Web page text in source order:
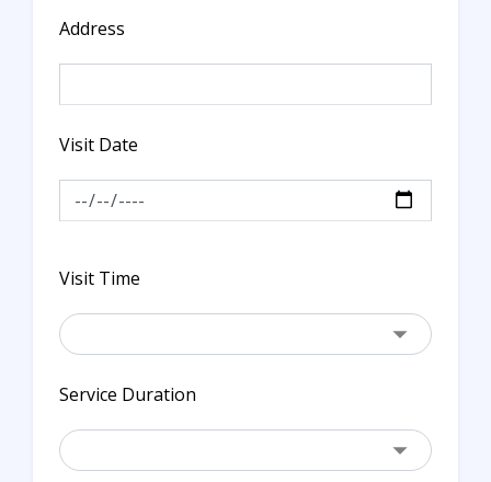
Address
Visit Date
Visit Time
Service Duration